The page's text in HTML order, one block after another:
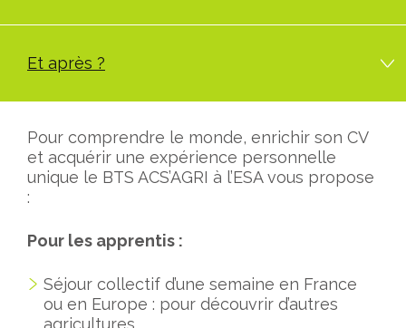
Et après ?
Pour comprendre le monde, enrichir son CV
et acquérir une expérience personnelle
unique le BTS ACS’AGRI à l’ESA vous propose
:
Pour les apprentis :
Séjour collectif d’une semaine en France
ou en Europe : pour découvrir d’autres
agricultures.